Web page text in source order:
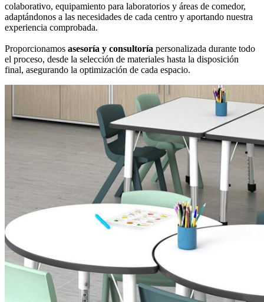
colaborativo, equipamiento para laboratorios y áreas de comedor,
adaptándonos a las necesidades de cada centro y aportando nuestra
experiencia comprobada.
Proporcionamos asesoría y consultoría personalizada durante todo
el proceso, desde la selección de materiales hasta la disposición
final, asegurando la optimización de cada espacio.